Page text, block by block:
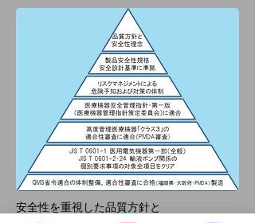
安全性を重視した品質方針と